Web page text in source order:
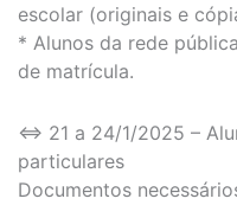
escolar (originais e
* Alunos da rede
de matrícula.
⇔ 21 a 24/1/2025 –
particulares
Documentos